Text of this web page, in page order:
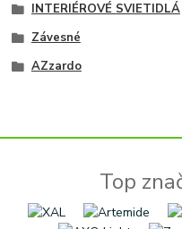
INTERIÉROVÉ SVIETIDLÁ
Závesné
AZzardo
Top